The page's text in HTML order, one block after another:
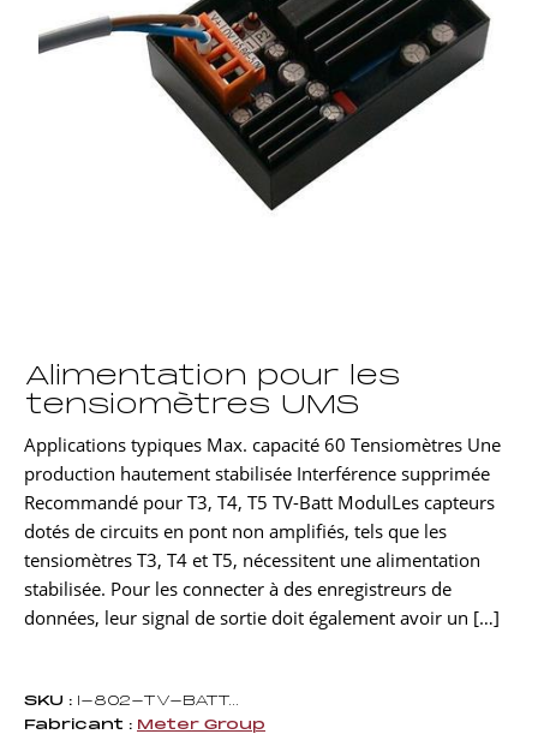
Alimentation pour les
tensiomètres UMS
Applications typiques Max. capacité 60 Tensiomètres Une
production hautement stabilisée Interférence supprimée
Recommandé pour T3, T4, T5 TV-Batt ModulLes capteurs
dotés de circuits en pont non amplifiés, tels que les
tensiomètres T3, T4 et T5, nécessitent une alimentation
stabilisée. Pour les connecter à des enregistreurs de
données, leur signal de sortie doit également avoir un […]
SKU : I-802-TV-BATT...
Fabricant : Meter Group